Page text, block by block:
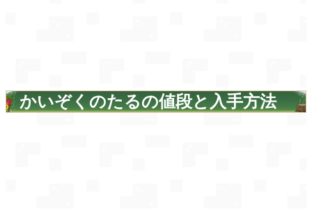
かいぞくのたるの値段と入手方法